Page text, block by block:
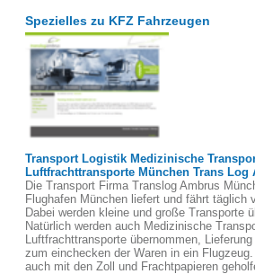
Spezielles zu KFZ Fahrzeugen
Transport Logistik Medizinische
Luftfrachttransporte München Trans Log
Die Transport Firma Translog Ambrus
Flughafen München liefert und fährt täglich
Dabei werden kleine und große Transporte
Natürlich werden auch Medizinische
Luftfrachttransporte übernommen,
zum einchecken der Waren in ein
auch mit den Zoll und Frachtpapieren